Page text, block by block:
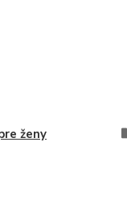
ženy